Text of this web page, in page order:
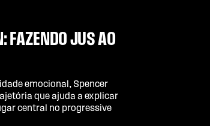
FAZENDO JUS AO
emocional, Spencer
que ajuda a explicar
central no progressive